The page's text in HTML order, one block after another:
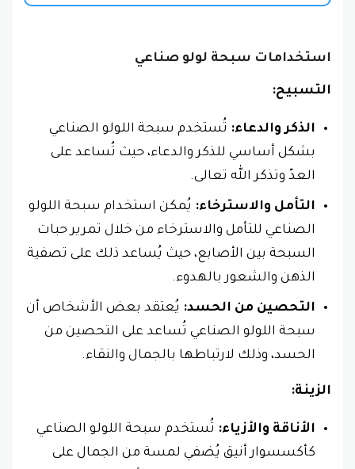
استخدامات سبحة لولو صناعي
التسبيح:
الذكر والدعاء: تُستخدم سبحة اللولو الصناعي
بشكل أساسي للذكر والدعاء، حيث تُساعد على
العدّ وتذكر الله تعالى.
التأمل والاسترخاء: يُمكن استخدام سبحة اللولو
الصناعي للتأمل والاسترخاء من خلال تمرير حبات
السبحة بين الأصابع، حيث يُساعد ذلك على تصفية
الذهن والشعور بالهدوء.
التحصين من الحسد: يُعتقد بعض الأشخاص أن
سبحة اللولو الصناعي تُساعد على التحصين من
الحسد، وذلك لارتباطها بالجمال والنقاء.
الزينة:
الأناقة والأزياء: تُستخدم سبحة اللولو الصناعي
كأكسسوار أنيق يُضفي لمسة من الجمال على